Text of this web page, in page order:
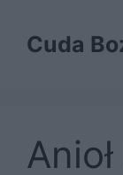
treściCuda